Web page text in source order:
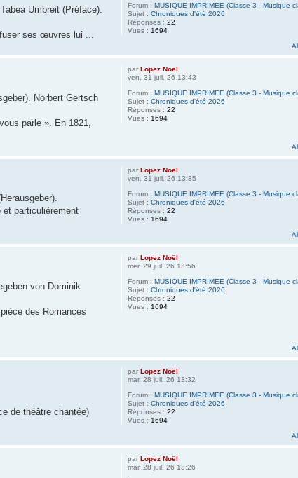
Forum :MUSIQUE IMPRIMEE (Classe 3 - Musique
Sujet :Chroniques d'été 2026
Réponses :22
Vues : 1694
Umbreit (Préface).
ses œuvres lui ...
parLopez Noël
ven. 31 juil. 26 13:43
Forum :MUSIQUE IMPRIMEE (Classe 3 - Musique
Sujet :Chroniques d'été 2026
Réponses :22
Vues : 1694
Norbert Gertsch
parle ». En 1821,
parLopez Noël
ven. 31 juil. 26 13:35
Forum :MUSIQUE IMPRIMEE (Classe 3 - Musique
Sujet :Chroniques d'été 2026
Réponses :22
Vues : 1694
et particulièrement
parLopez Noël
mer. 29 juil. 26 13:56
Forum :MUSIQUE IMPRIMEE (Classe 3 - Musique
Sujet :Chroniques d'été 2026
Réponses :22
Vues : 1694
von Dominik
des Romances
parLopez Noël
mar. 28 juil. 26 13:32
Forum :MUSIQUE IMPRIMEE (Classe 3 - Musique
Sujet :Chroniques d'été 2026
Réponses :22
Vues : 1694
de théâtre chantée)
parLopez Noël
mar. 28 juil. 26 13:26